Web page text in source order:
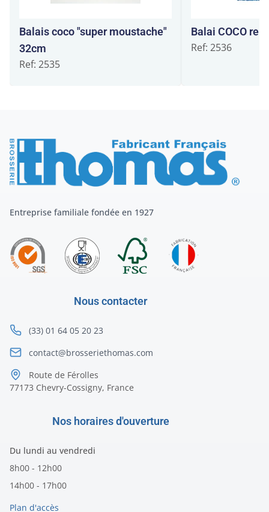
Balais coco "super moustache"
32cm
Ref: 2535
Balai COCO
Ref: 2536
Entreprise familiale fondée en 1927
Nous contacter
(33) 01 64 05 20 23
contact@brosseriethomas.com
Route de Férolles
77173 Chevry-Cossigny, France
Nos horaires d'ouverture
Du lundi au vendredi
8h00 - 12h00
14h00 - 17h00
Plan d'accès